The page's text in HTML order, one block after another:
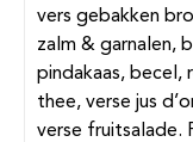
vers gebakken
zalm & garnalen,
pindakaas, becel,
thee, verse jus
verse fruitsalade.